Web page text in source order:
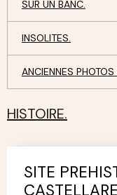
SUR UN BANC.
INSOLITES.
ANCIENNES
HISTOIRE.
SITE